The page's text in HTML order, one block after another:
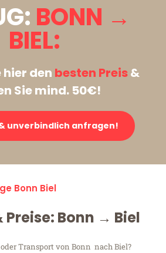
BONN →
BIEL:
hier den besten Preis&
Sie mind. 50€!
unverbindlich anfragen!
Bonn Biel
Preise: Bonn → Biel
Transport von Bonn nach Biel?